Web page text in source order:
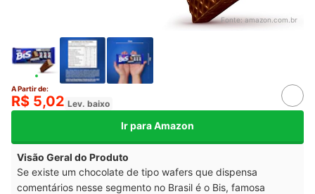
Fonte:amazon.com.br
A Partir de:
R$ 5,02 Lev. baixo
Ir para Amazon
Visão Geral do Produto
Se existe um chocolate de tipo wafers que dispensa
comentários nesse segmento no Brasil é o Bis, famosa